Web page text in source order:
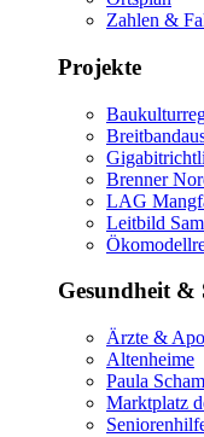
Zahlen &
Projekte
Brenner
LAG
Leitbild
Gesundheit &
Ärzte &
Altenheime
Paula
Marktplatz